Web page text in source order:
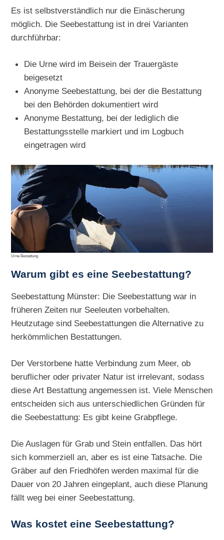
Es ist selbstverständlich nur die Einäscherung
möglich. Die Seebestattung ist in drei Varianten
durchführbar:
Die Urne wird im Beisein der Trauergäste
beigesetzt
Anonyme Seebestattung, bei der die Bestattung
bei den Behörden dokumentiert wird
Anonyme Bestattung, bei der lediglich die
Bestattungsstelle markiert und im Logbuch
eingetragen wird
Urne Bestattung
Warum gibt es eine Seebestattung?
Seebestattung Münster: Die Seebestattung war in
früheren Zeiten nur Seeleuten vorbehalten.
Heutzutage sind Seebestattungen die Alternative zu
herkömmlichen Bestattungen.
Der Verstorbene hatte Verbindung zum Meer, ob
beruflicher oder privater Natur ist irrelevant, sodass
diese Art Bestattung angemessen ist. Viele Menschen
entscheiden sich aus unterschiedlichen Gründen für
die Seebestattung: Es gibt keine Grabpflege.
Die Auslagen für Grab und Stein entfallen. Das hört
sich kommerziell an, aber es ist eine Tatsache. Die
Gräber auf den Friedhöfen werden maximal für die
Dauer von 20 Jahren eingeplant, auch diese Planung
fällt weg bei einer Seebestattung.
Was kostet eine Seebestattung?